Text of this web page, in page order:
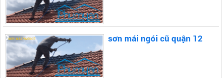
sơn mái ngói cũ quận 12